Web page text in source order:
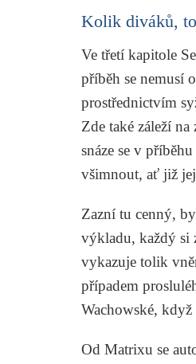
Kolik diváků,
Ve třetí kapitole
příběh se nemusí
prostřednictvím
Zde také záleží
snáze se v
všimnout, ať již
Zazní tu cenný,
výkladu, každý si
vykazuje tolik
případem
Wachowské,
Od Matrixu se